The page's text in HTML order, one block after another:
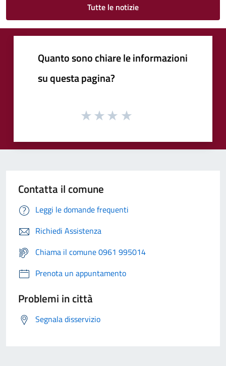
Tutte le notizie
Quanto sono chiare le informazioni
su questa pagina?
Contatta il comune
Leggi le domande frequenti
Richiedi Assistenza
Chiama il comune 0961 995014
Prenota un appuntamento
Problemi in città
Segnala disservizio